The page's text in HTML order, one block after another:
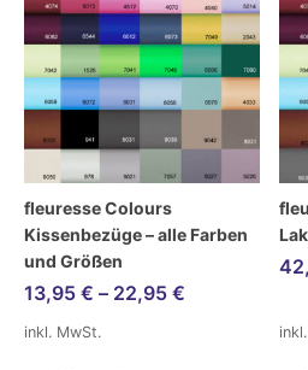
fleuresse Colours
Kissenbezüge – alle Farben
und Größen
13,95 € – 22,95 €
inkl. MwSt.